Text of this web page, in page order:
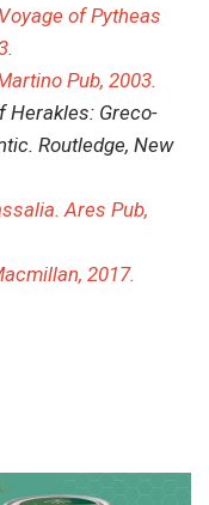
of Pytheas
Pub, 2003.
Herakles: Greco-
Routledge, New
Ares Pub,
2017.